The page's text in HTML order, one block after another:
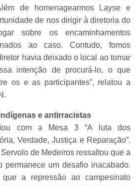
de homenagearmos Layse e
de nos dirigir à diretoria do
sobre os encaminhamentos
ao caso. Contudo, fomos
havia deixado o local ao tomar
intenção de procurá-lo, o que
os e as participantes”, relatou a
e antirracistas
com a Mesa 3 “A luta dos
Verdade, Justiça e Reparação”.
de Medeiros ressaltou que a
permanece um desafio inacabado.
a repressão ao campesinato